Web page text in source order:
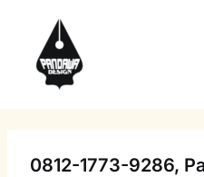
content
0812-1773-9286,